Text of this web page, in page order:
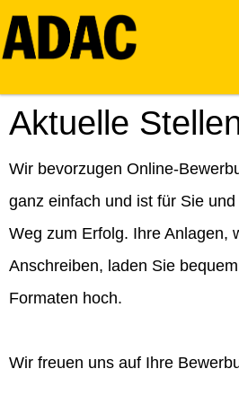
Aktuelle
Wir bevorzugen Online-
ganz einfach und ist für Sie
Weg zum Erfolg. Ihre Anlagen,
Anschreiben, laden Sie
Formaten hoch.
Wir freuen uns auf Ihre